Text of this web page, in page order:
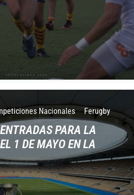
Nacionales Ferugby
PARA LA
1 DE MAYO EN LA